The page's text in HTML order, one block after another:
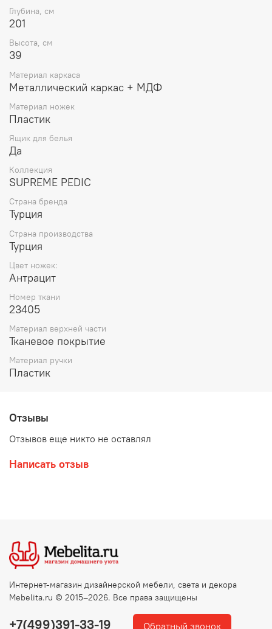
Глубина, см
201
Высота, см
39
Материал каркаса
Металлический каркас + МДФ
Материал ножек
Пластик
Ящик для белья
Да
Коллекция
SUPREME PEDIC
Страна бренда
Турция
Страна производства
Турция
Цвет ножек:
Антрацит
Номер ткани
23405
Материал верхней части
Тканевое покрытие
Материал ручки
Пластик
Отзывы
Отзывов еще никто не оставлял
Написать отзыв
+7(499)391-33-19 Обратный звонок
Интернет-магазин дизайнерской мебели, света и декора
Mebelita.ru © 2015–2026. Все права защищены